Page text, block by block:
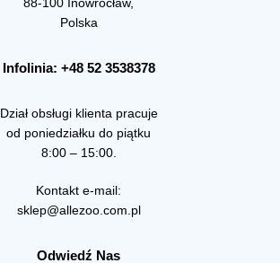
Polska
Infolinia: +48 52 3538378
Dział obsługi klienta pracuje
od poniedziałku do piątku
8:00 – 15:00.
Kontakt e-mail:
sklep@allezoo.com.pl
Odwiedź Nas